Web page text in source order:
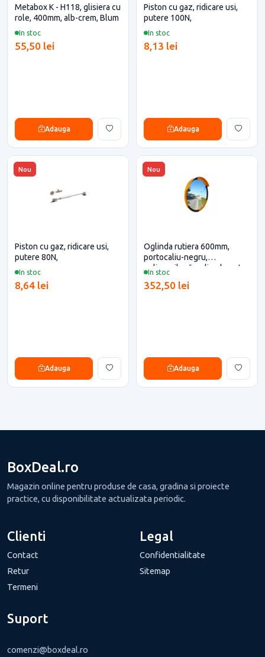
In stoc
Metabox K - H118, glisiera cu
role, 400mm, alb-crem, Blum
55,50 lei
Adauga
In stoc
Piston cu gaz, ridicare usi,
putere 100N,
8,13 lei
Adauga
Nou
In stoc
Piston cu gaz, ridicare usi,
putere 80N,
8,64 lei
Adauga
Nou
In stoc
Oglinda rutiera 600mm,
portocaliu-negru,
polipropilenă-policarbonat
eficiente
352,50 lei
Adauga
BoxDeal.ro
Magazin online pentru produse de casa, gradina si proiecte
practice, cu disponibilitate actualizata periodic.
Clienti
Contact
Retur
Termeni
Legal
Confidentialitate
Sitemap
Suport
comenzi@boxdeal.ro